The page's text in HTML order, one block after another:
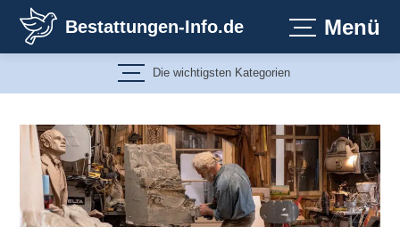
Inhalt
springen
Bestattungen-Info.de Menü
Die wichtigsten Kategorien